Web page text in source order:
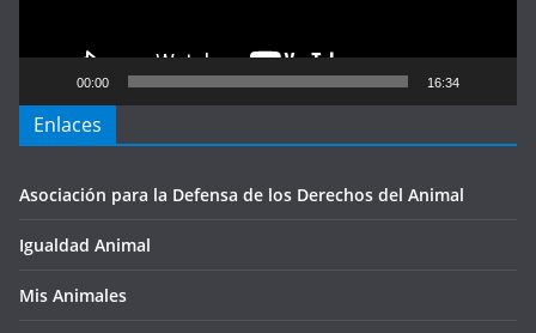
00:00 16:34
Enlaces
Asociación para la Defensa de los Derechos del Animal
Igualdad Animal
Mis Animales